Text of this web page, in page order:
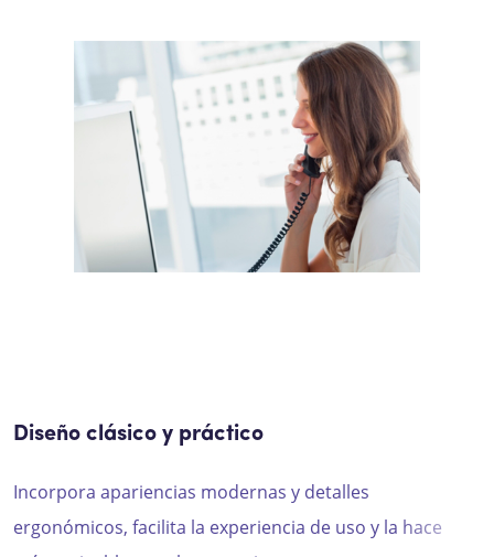
Diseño clásico y práctico
Incorpora apariencias modernas y detalles
ergonómicos, facilita la experiencia de uso y la hace